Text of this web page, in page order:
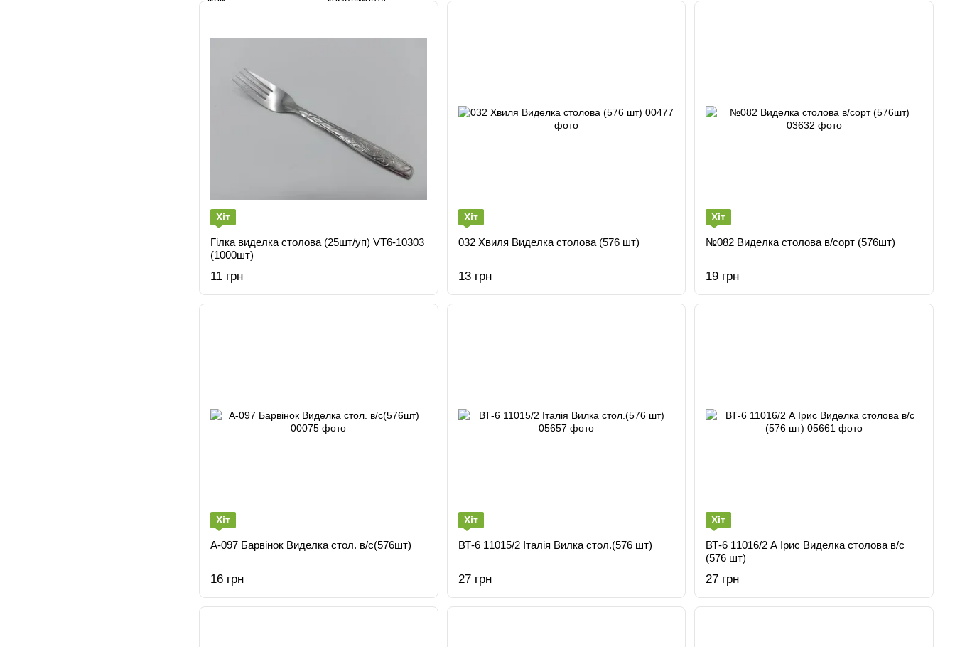
Хіт
Гілка виделка столова (25шт/уп) VT6-10303
(1000шт)
11 грн
Хіт
032 Хвиля Виделка столова (576 шт)
13 грн
Хіт
№082 Виделка столова в/сорт (576шт)
19 грн
Хіт
А-097 Барвiнок Виделка стол. в/с(576шт)
16 грн
Хіт
ВТ-6 11015/2 Італiя Вилка стол.(576 шт)
27 грн
Хіт
ВТ-6 11016/2 А Ірис Виделка столова в/с
(576 шт)
27 грн